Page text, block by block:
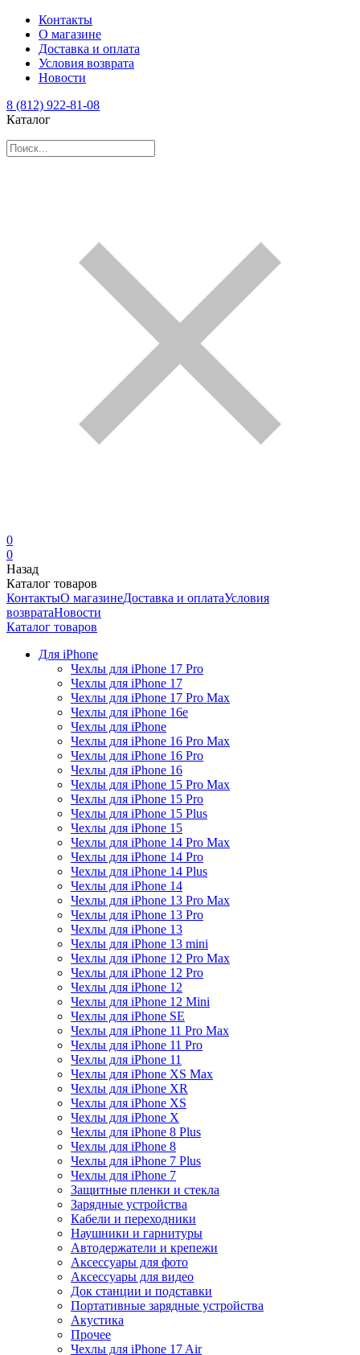
Контакты
О магазине
Доставка и оплата
Условия возврата
Новости
8 (812) 922-81-08
Каталог
0
0
Назад
Каталог товаров
КонтактыО магазинеДоставка и оплатаУсловия
возвратаНовости
Каталог товаров
Для iPhone
Чехлы для iPhone 17 Pro
Чехлы для iPhone 17
Чехлы для iPhone 17 Pro Max
Чехлы для iPhone 16e
Чехлы для iPhone
Чехлы для iPhone 16 Pro Max
Чехлы для iPhone 16 Pro
Чехлы для iPhone 16
Чехлы для iPhone 15 Pro Max
Чехлы для iPhone 15 Pro
Чехлы для iPhone 15 Plus
Чехлы для iPhone 15
Чехлы для iPhone 14 Pro Max
Чехлы для iPhone 14 Pro
Чехлы для iPhone 14 Plus
Чехлы для iPhone 14
Чехлы для iPhone 13 Pro Max
Чехлы для iPhone 13 Pro
Чехлы для iPhone 13
Чехлы для iPhone 13 mini
Чехлы для iPhone 12 Pro Max
Чехлы для iPhone 12 Pro
Чехлы для iPhone 12
Чехлы для iPhone 12 Mini
Чехлы для iPhone SE
Чехлы для iPhone 11 Pro Max
Чехлы для iPhone 11 Pro
Чехлы для iPhone 11
Чехлы для iPhone XS Max
Чехлы для iPhone XR
Чехлы для iPhone XS
Чехлы для iPhone X
Чехлы для iPhone 8 Plus
Чехлы для iPhone 8
Чехлы для iPhone 7 Plus
Чехлы для iPhone 7
Защитные пленки и стекла
Зарядные устройства
Кабели и переходники
Наушники и гарнитуры
Автодержатели и крепежи
Аксессуары для фото
Аксессуары для видео
Док станции и подставки
Портативные зарядные устройства
Акустика
Прочее
Чехлы для iPhone 17 Air